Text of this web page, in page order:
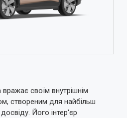
своїм внутрішнім
створеним для найбільш
Його інтер'єр